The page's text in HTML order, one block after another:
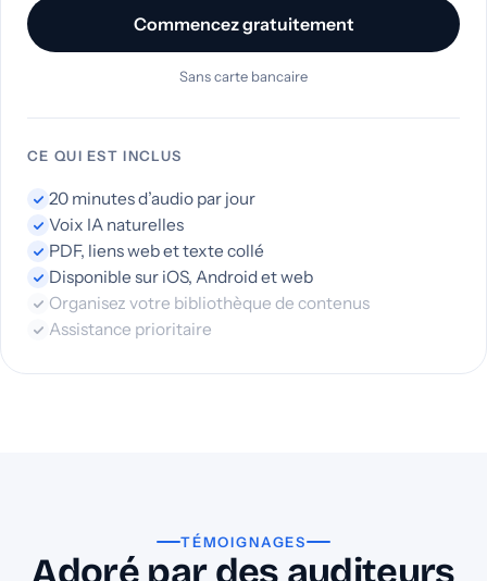
Commencez gratuitement
Sans carte bancaire
CE QUI EST INCLUS
20 minutes d’audio par jour
Voix IA naturelles
PDF, liens web et texte collé
Disponible sur iOS, Android et web
Organisez votre bibliothèque de contenus
Assistance prioritaire
TÉMOIGNAGES
Adoré par des auditeurs